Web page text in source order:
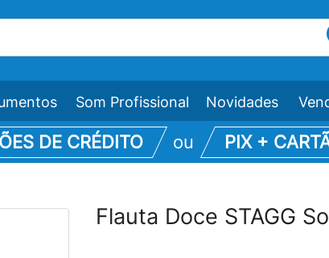
Som Profissional Novidades
DE CRÉDITO ou PIX +
Flauta Doce STAGG